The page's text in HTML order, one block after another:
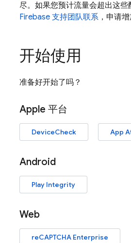
尽。如果您预计流量会超出这些
Firebase 支持团队联系 ，申请增
开始使用
准备好开始了吗？
Apple 平台
DeviceCheck App
Android
Play Integrity
Web
reCAPTCHA Enterprise